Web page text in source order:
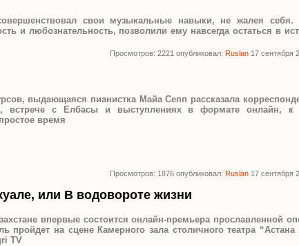
свои музыкальные навыки, не жалея себя.
и любознательность, позволили ему навсегда остаться в
Просмотров: 2221 опубликовал:Ruslan 17 сентября
выдающаяся пианистка Майа Сепп рассказала
встрече с Елбасы и выступлениях в формате онлайн, к
время
Просмотров: 1876 опубликовал:Ruslan 17 сентября
или В водовороте жизни
впервые состоится онлайн-премьера прославленной
пройдет на сцене Камерного зала столичного театра
TV